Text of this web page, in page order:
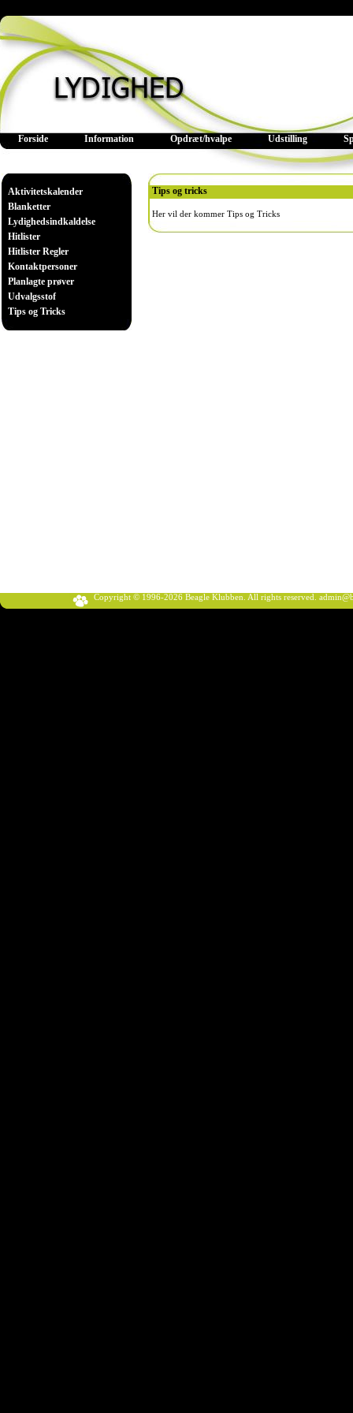
Forside Information Opdræt/hvalpe Udstilling
Aktivitetskalender
Blanketter
Lydighedsindkaldelse
Hitlister
Hitlister Regler
Kontaktpersoner
Planlagte prøver
Udvalgsstof
Tips og Tricks
Tips og tricks
Her vil der kommer Tips og Tricks
Copyright © 1996-2026 Beagle Klubben. All rights reserved.